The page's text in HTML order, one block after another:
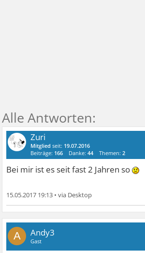
Zuri
Mitglied seit: 19.07.2016
Beiträge: 166 Danke:44 Themen:2
Bei mir ist es seit fast 2 Jahren so
15.05.2017 19:13 •
A Andy3
Gast